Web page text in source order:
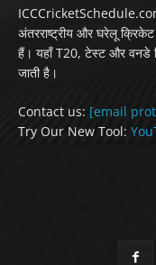
अंतरराष्ट्रीय और घरेलू
हैं। यहाँ T20, टेस्ट और वनडे
जाती है।
Contact us: [email
Try Our New Tool: